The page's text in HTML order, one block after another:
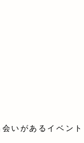
いがあるイベント